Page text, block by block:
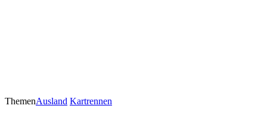
ThemenAusland Kartrennen